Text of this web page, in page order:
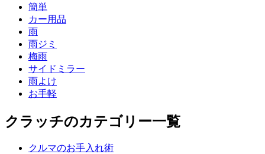
簡単
カー用品
雨
雨ジミ
梅雨
サイドミラー
雨よけ
お手軽
クラッチのカテゴリー一覧
クルマのお手入れ術